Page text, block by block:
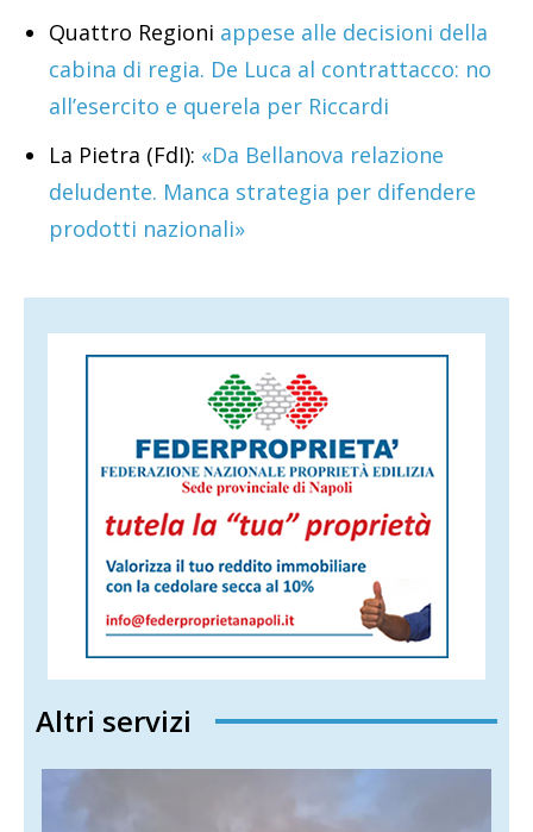
Quattro Regioni appese alle decisioni della
cabina di regia. De Luca al contrattacco: no
all’esercito e querela per Riccardi
La Pietra (FdI): «Da Bellanova relazione
deludente. Manca strategia per difendere
prodotti nazionali»
Altri servizi